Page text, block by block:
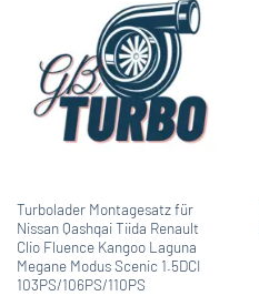
Turbolader Montagesatz für
Nissan Qashqai Tiida Renault
Clio Fluence Kangoo Laguna
Megane Modus Scenic 1.5DCI
103PS/106PS/110PS